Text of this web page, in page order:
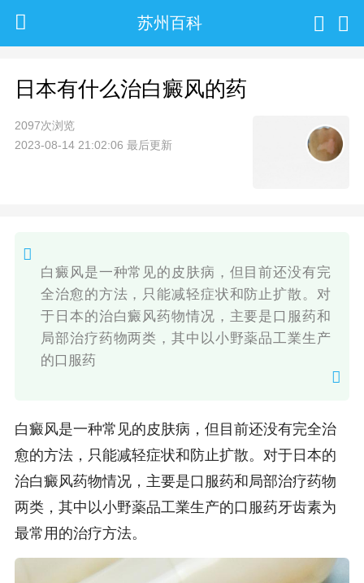
苏州百科
日本有什么治白癜风的药
2097次浏览
2023-08-14 21:02:06 最后更新
白癜风是一种常见的皮肤病，但目前还没有完
全治愈的方法，只能减轻症状和防止扩散。对
于日本的治白癜风药物情况，主要是口服药和
局部治疗药物两类，其中以小野薬品工業生产
的口服药
白癜风是一种常见的皮肤病，但目前还没有完全治
愈的方法，只能减轻症状和防止扩散。对于日本的
治白癜风药物情况，主要是口服药和局部治疗药物
两类，其中以小野薬品工業生产的口服药牙齿素为
最常用的治疗方法。